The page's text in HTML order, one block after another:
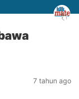
7 tahun ago